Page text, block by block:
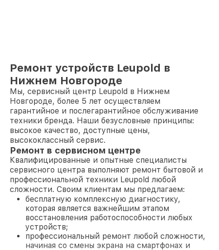
Ремонт устройств Leupold в
Нижнем Новгороде
Мы, сервисный центр Leupold в Нижнем
Новгороде, более 5 лет осуществляем
гарантийное и послегарантийное обслуживание
техники бренда. Наши безусловные принципы:
высокое качество, доступные цены,
высококлассный сервис.
Ремонт в сервисном центре
Квалифицированные и опытные специалисты
сервисного центра выполняют ремонт бытовой и
профессиональной техники Leupold любой
сложности. Своим клиентам мы предлагаем:
бесплатную комплексную диагностику,
которая является важнейшим этапом
восстановления работоспособности любых
устройств;
профессиональный ремонт любой сложности,
начиная со смены экрана на смартфонах и